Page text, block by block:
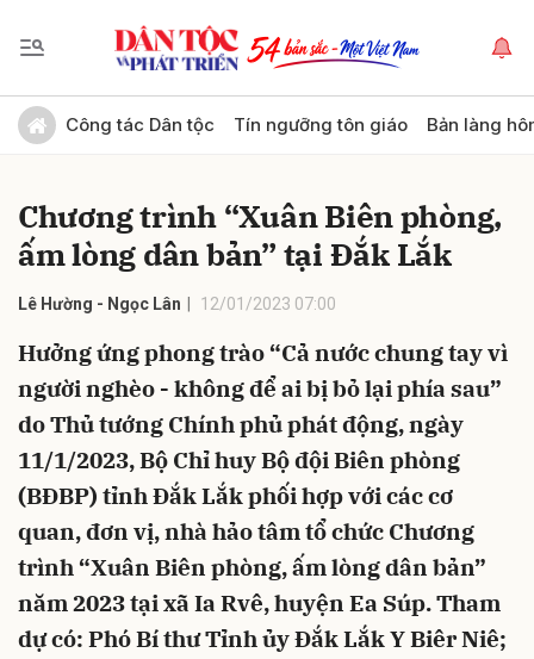
Công tác Dân tộc Tín ngưỡng tôn giáo Bản làng
Chương trình “Xuân Biên phòng,
ấm lòng dân bản” tại Đắk Lắk
Lê Hường - Ngọc Lân 12/01/2023 07:00
Hưởng ứng phong trào “Cả nước chung tay vì
người nghèo - không để ai bị bỏ lại phía sau”
do Thủ tướng Chính phủ phát động, ngày
11/1/2023, Bộ Chỉ huy Bộ đội Biên phòng
(BĐBP) tỉnh Đắk Lắk phối hợp với các cơ
quan, đơn vị, nhà hảo tâm tổ chức Chương
trình “Xuân Biên phòng, ấm lòng dân bản”
năm 2023 tại xã Ia Rvê, huyện Ea Súp. Tham
dự có: Phó Bí thư Tỉnh ủy Đắk Lắk Y Biêr Niê;
Gửi bình luận
Hủy Gửi